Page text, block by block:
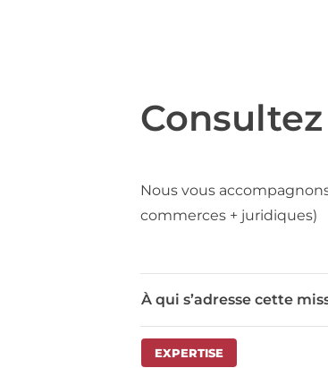
Nous vous
commerces + juridiques)
À qui s’adresse cette
EXPERTISE